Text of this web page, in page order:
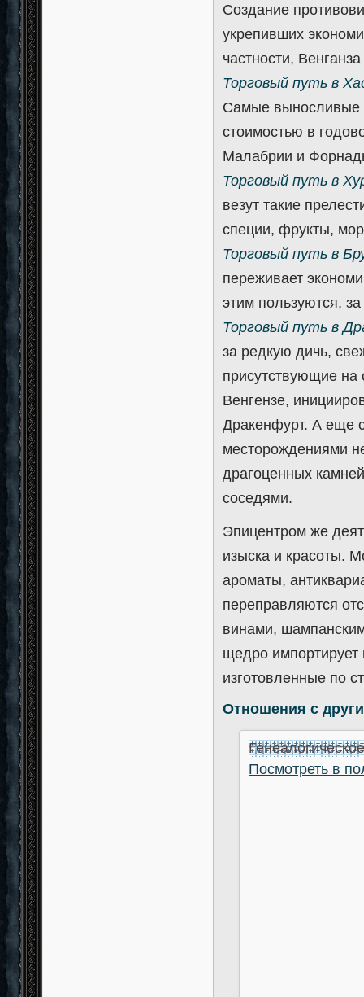
Создание
укрепивших
частности,
Торговый путь в
Самые выносливые
стоимостью в
Малабрии и
Торговый путь в
везут такие
специи, фрукты,
Торговый путь в
переживает
этим пользуются,
Торговый путь в
за редкую дичь,
присутствующие на
Венгензе,
Дракенфурт. А еще
месторождениями
драгоценных
соседями.
Эпицентром же
изыска и красоты.
ароматы,
переправляются
винами,
щедро
изготовленные по
Отношения с
Посмотреть в